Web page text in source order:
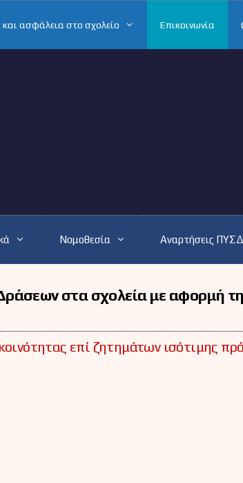
και ασφάλεια στο σχολείο Επικοινωνία
Νομοθεσία Αναρτήσεις
στα σχολεία με αφορμή
επί ζητημάτων ισότιμης